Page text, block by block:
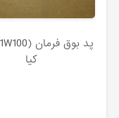
کیا